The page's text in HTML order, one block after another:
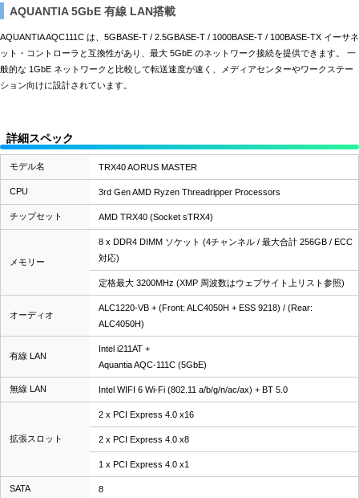
AQUANTIA 5GbE 有線 LAN搭載
AQUANTIA AQC111C は、5GBASE-T / 2.5GBASE-T / 1000BASE-T / 100BASE-TX イーサネ
ット・コントローラと互換性があり、最大 5GbE のネットワーク接続を提供できます。 一
般的な 1GbE ネットワークと比較して転送速度が速く、メディアセンターやワークステー
ション向けに設計されています。
詳細スペック
モデル名 TRX40 AORUS MASTER
CPU 3rd Gen AMD Ryzen Threadripper Processors
チップセット AMD TRX40 (Socket sTRX4)
メモリー
8 x DDR4 DIMM ソケット (4チャンネル / 最大合計 256GB / ECC
対応)
定格最大 3200MHz (XMP 周波数はウェブサイト上リスト参照)
オーディオ
ALC1220-VB + (Front: ALC4050H + ESS 9218) / (Rear:
ALC4050H)
有線 LAN
Intel i211AT +
Aquantia AQC-111C (5GbE)
無線 LAN Intel WIFI 6 Wi-Fi (802.11 a/b/g/n/ac/ax) + BT 5.0
拡張スロット
2 x PCI Express 4.0 x16
2 x PCI Express 4.0 x8
1 x PCI Express 4.0 x1
SATA 8